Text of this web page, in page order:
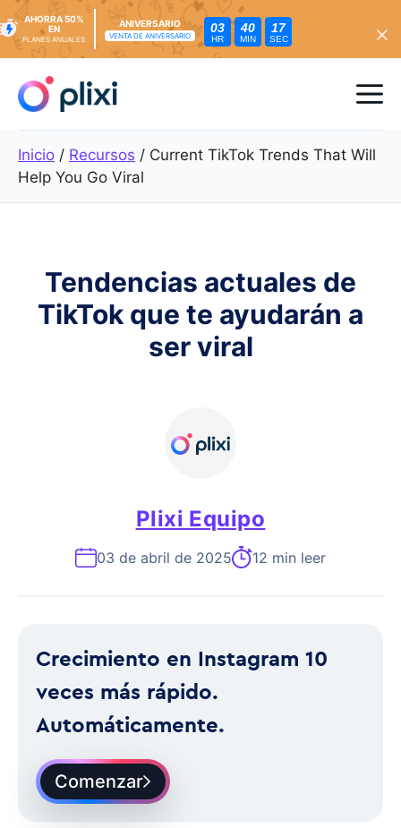
contenido
AHORRA 50%
EN
PLANES ANUALES
ANIVERSARIO
VENTA DE ANIVERSARIO
03
HR
40
MIN
15
SEC
Inicio / Recursos / Current TikTok Trends That Will
Help You Go Viral
Tendencias actuales de
TikTok que te ayudarán a
ser viral
Plixi Equipo
03 de abril de 2025 12 min leer
Crecimiento en Instagram 10
veces más rápido.
Automáticamente.
Comenzar